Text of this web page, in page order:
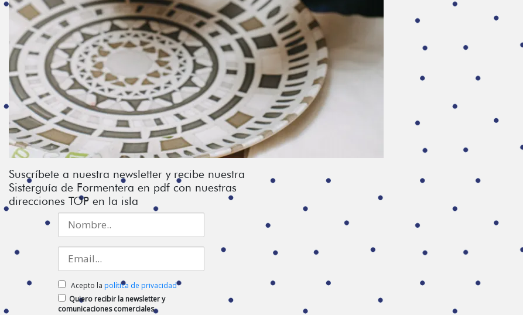
Suscríbete a nuestra newsletter y recibe nuestra
Sisterguía de Formentera en pdf con nuestras
direcciones TOP en la isla
Acepto la política de privacidad
Quiero recibir la newsletter y
comunicaciones comerciales